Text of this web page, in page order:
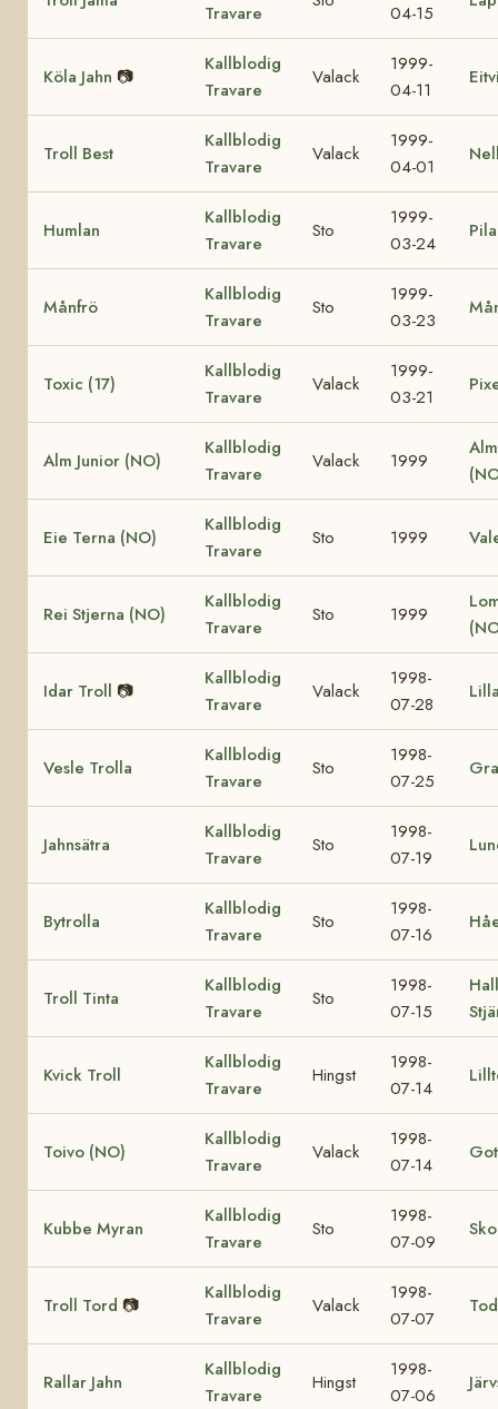
Travare 04-15
Köla Jahn 📷
Kallblodig
Travare
Valack
1999-
04-11
Troll Best
Kallblodig
Travare
Valack
1999-
04-01
Humlan
Kallblodig
Travare
Sto
1999-
03-24
Månfrö
Kallblodig
Travare
Sto
1999-
03-23
Toxic (17)
Kallblodig
Travare
Valack
1999-
03-21
Alm Junior (NO)
Kallblodig
Travare
Valack 1999
Eie Terna (NO)
Kallblodig
Travare
Sto 1999
Rei Stjerna (NO)
Kallblodig
Travare
Sto 1999
Idar Troll 📷
Kallblodig
Travare
Valack
1998-
07-28
Vesle Trolla
Kallblodig
Travare
Sto
1998-
07-25
Jahnsätra
Kallblodig
Travare
Sto
1998-
07-19
Bytrolla
Kallblodig
Travare
Sto
1998-
07-16
Troll Tinta
Kallblodig
Travare
Sto
1998-
07-15
Kvick Troll
Kallblodig
Travare
Hingst
1998-
07-14
Toivo (NO)
Kallblodig
Travare
Valack
1998-
07-14
Kubbe Myran
Kallblodig
Travare
Sto
1998-
07-09
Troll Tord 📷
Kallblodig
Travare
Valack
1998-
07-07
Rallar Jahn
Kallblodig
Travare
Hingst
1998-
07-06